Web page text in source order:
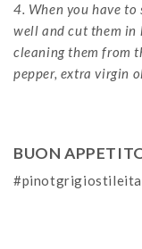
4. When you have
well and cut them in
cleaning them from
pepper, extra virgin
BUON